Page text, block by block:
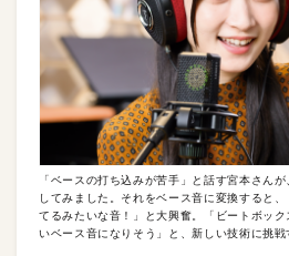
「ベースの打ち込みが苦手」と話す宮本さん
してみました。それをベース音に変換すると
てるみたいな音！」と大興奮。「ビートボッ
いベース音になりそう」と、新しい技術に挑戦